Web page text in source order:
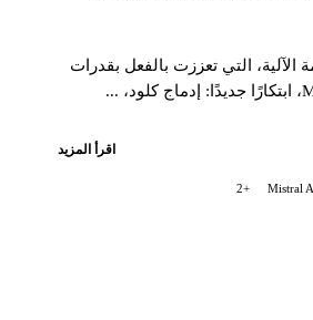
الآلية، التي تعززت بالفعل بقدرات
اقرأ المزيد
Mistral
+2